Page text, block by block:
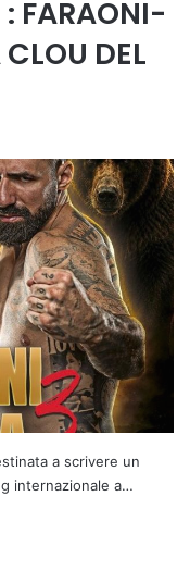
FARAONI-
DEL
a scrivere un
internazionale a…